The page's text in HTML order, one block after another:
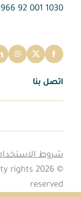
1030 001 92 966+
اتصل بنا
rights
reserved
شروط الاستخدام